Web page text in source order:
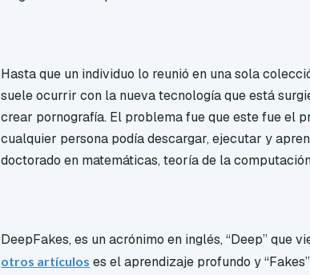
Hasta que un individuo lo reunió en una sola
suele ocurrir con la nueva tecnología que está
crear pornografía. El problema fue que este fue el
cualquier persona podía descargar, ejecutar y
doctorado en matemáticas, teoría de la
DeepFakes, es un acrónimo en inglés, “Deep” que
otros artículos es el aprendizaje profundo y